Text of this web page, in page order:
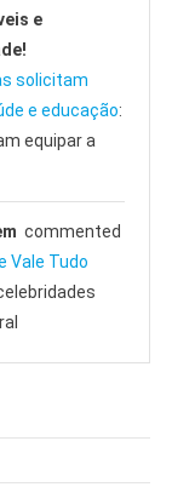
e
solicitam
e educação:
equipar a
commented
Vale Tudo